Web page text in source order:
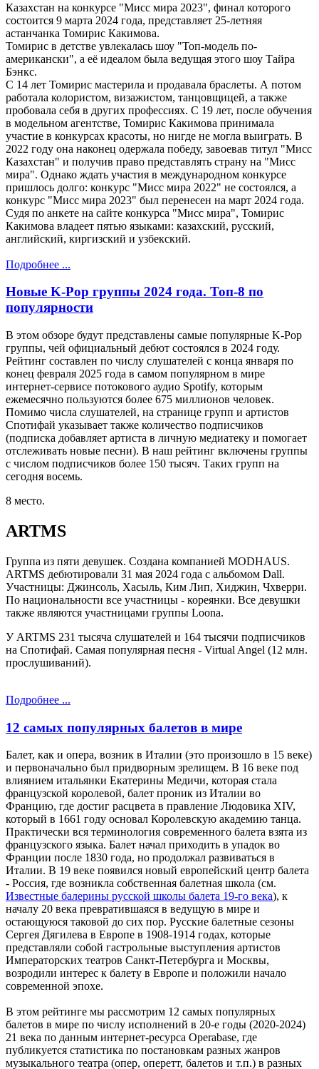
Казахстан на конкурсе "Мисс мира 2023", финал которого
состоится 9 марта 2024 года, представляет 25-летняя
астанчанка Томирис Какимова.
Томирис в детстве увлекалась шоу "Топ-модель по-
американски", а её идеалом была ведущая этого шоу Тайра
Бэнкс.
С 14 лет Томирис мастерила и продавала браслеты. А потом
работала колористом, визажистом, танцовщицей, а также
пробовала себя в других профессиях. С 19 лет, после обучения
в модельном агентстве, Томирис Какимова принимала
участие в конкурсах красоты, но нигде не могла выиграть. В
2022 году она наконец одержала победу, завоевав титул "Мисс
Казахстан" и получив право представлять страну на "Мисс
мира". Однако ждать участия в международном конкурсе
пришлось долго: конкурс "Мисс мира 2022" не состоялся, а
конкурс "Мисс мира 2023" был перенесен на март 2024 года.
Судя по анкете на сайте конкурса "Мисс мира", Томирис
Какимова владеет пятью языками: казахский, русский,
английский, киргизский и узбекский.
Подробнее ...
Новые K-Pop группы 2024 года. Топ-8 по
популярности
В этом обзоре будут представлены самые популярные K-Pop
группы, чей официальный дебют состоялся в 2024 году.
Рейтинг составлен по числу слушателей с конца января по
конец февраля 2025 года в самом популярном в мире
интернет-сервисе потокового аудио Spotify, которым
ежемесячно пользуются более 675 миллионов человек.
Помимо числа слушателей, на странице групп и артистов
Спотифай указывает также количество подписчиков
(подписка добавляет артиста в личную медиатеку и помогает
отслеживать новые песни). В наш рейтинг включены группы
с числом подписчиков более 150 тысяч. Таких групп на
сегодня восемь.
8 место.
ARTMS
Группа из пяти девушек. Создана компанией MODHAUS.
ARTMS дебютировали 31 мая 2024 года с альбомом Dall.
Участницы: Джинсоль, Хасыль, Ким Лип, Хиджин, Чхверри.
По национальности все участницы - кореянки. Все девушки
также являются участницами группы Loona.
У ARTMS 231 тысяча слушателей и 164 тысячи подписчиков
на Спотифай. Самая популярная песня - Virtual Angel (12 млн.
прослушиваний).
Подробнее ...
12 самых популярных балетов в мире
Балет, как и опера, возник в Италии (это произошло в 15 веке)
и первоначально был придворным зрелищем. В 16 веке под
влиянием итальянки Екатерины Медичи, которая стала
французской королевой, балет проник из Италии во
Францию, где достиг расцвета в правление Людовика XIV,
который в 1661 году основал Королевскую академию танца.
Практически вся терминология современного балета взята из
французского языка. Балет начал приходить в упадок во
Франции после 1830 года, но продолжал развиваться в
Италии. В 19 веке появился новый европейский центр балета
- Россия, где возникла собственная балетная школа (см.
Известные балерины русской школы балета 19-го века), к
началу 20 века превратившаяся в ведущую в мире и
остающуюся таковой до сих пор. Русские балетные сезоны
Сергея Дягилева в Европе в 1908-1914 годах, которые
представляли собой гастрольные выступления артистов
Императорских театров Санкт-Петербурга и Москвы,
возродили интерес к балету в Европе и положили начало
современной эпохе.
В этом рейтинге мы рассмотрим 12 самых популярных
балетов в мире по числу исполнений в 20-е годы (2020-2024)
21 века по данным интернет-ресурса Operabase, где
публикуется статистика по постановкам разных жанров
музыкального театра (опер, оперетт, балетов и т.п.) в разных